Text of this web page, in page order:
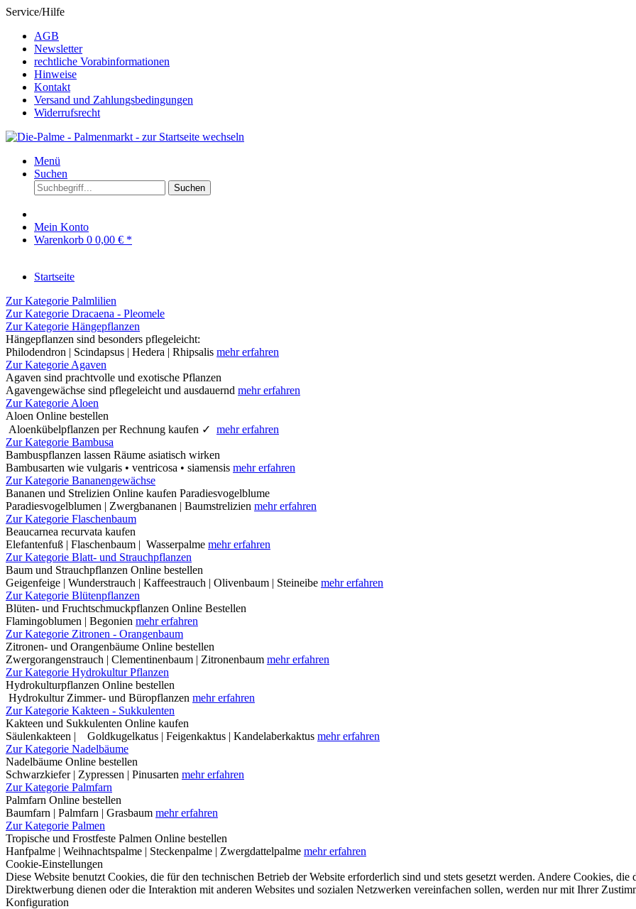
Service/Hilfe
AGB
Newsletter
rechtliche Vorabinformationen
Hinweise
Kontakt
Versand und Zahlungsbedingungen
Widerrufsrecht
Menü
Suchen
Suchen
Mein Konto
Warenkorb 0 0,00 € *
Startseite
Zur Kategorie Palmlilien
Zur Kategorie Dracaena - Pleomele
Zur Kategorie Hängepflanzen
Hängepflanzen sind besonders pflegeleicht:
Philodendron | Scindapsus | Hedera | Rhipsalis mehr erfahren
Zur Kategorie Agaven
Agaven sind prachtvolle und exotische Pflanzen
Agavengewächse sind pflegeleicht und ausdauernd mehr erfahren
Zur Kategorie Aloen
Aloen Online bestellen
Aloenkübelpflanzen per Rechnung kaufen ✓ mehr erfahren
Zur Kategorie Bambusa
Bambuspflanzen lassen Räume asiatisch wirken
Bambusarten wie vulgaris • ventricosa • siamensis mehr erfahren
Zur Kategorie Bananengewächse
Bananen und Strelizien Online kaufen Paradiesvogelblume
Paradiesvogelblumen | Zwergbananen | Baumstrelizien mehr erfahren
Zur Kategorie Flaschenbaum
Beaucarnea recurvata kaufen
Elefantenfuß | Flaschenbaum | Wasserpalme mehr erfahren
Zur Kategorie Blatt- und Strauchpflanzen
Baum und Strauchpflanzen Online bestellen
Geigenfeige | Wunderstrauch | Kaffeestrauch | Olivenbaum | Steineibe mehr erfahren
Zur Kategorie Blütenpflanzen
Blüten- und Fruchtschmuckpflanzen Online Bestellen
Flamingoblumen | Begonien mehr erfahren
Zur Kategorie Zitronen - Orangenbaum
Zitronen- und Orangenbäume Online bestellen
Zwergorangenstrauch | Clementinenbaum | Zitronenbaum mehr erfahren
Zur Kategorie Hydrokultur Pflanzen
Hydrokulturpflanzen Online bestellen
Hydrokultur Zimmer- und Büropflanzen mehr erfahren
Zur Kategorie Kakteen - Sukkulenten
Kakteen und Sukkulenten Online kaufen
Säulenkakteen | Goldkugelkatus | Feigenkaktus | Kandelaberkaktus mehr erfahren
Zur Kategorie Nadelbäume
Nadelbäume Online bestellen
Schwarzkiefer | Zypressen | Pinusarten mehr erfahren
Zur Kategorie Palmfarn
Palmfarn Online bestellen
Baumfarn | Palmfarn | Grasbaum mehr erfahren
Zur Kategorie Palmen
Tropische und Frostfeste Palmen Online bestellen
Hanfpalme | Weihnachtspalme | Steckenpalme | Zwergdattelpalme mehr erfahren
Cookie-Einstellungen
Diese Website benutzt Cookies, die für den technischen Betrieb der Website erforderlich sind und stets gesetzt werden. Andere Cookies,
Direktwerbung dienen oder die Interaktion mit anderen Websites und sozialen Netzwerken vereinfachen sollen, werden nur mit Ihrer
Konfiguration